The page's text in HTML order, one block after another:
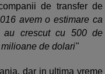
de transfer de
avem o estimare ca
au crescut cu 500 de
de dolari"
dar in ultima vreme